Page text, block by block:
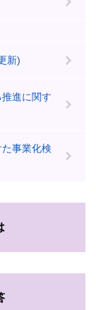
新)
進に関す
事業化検